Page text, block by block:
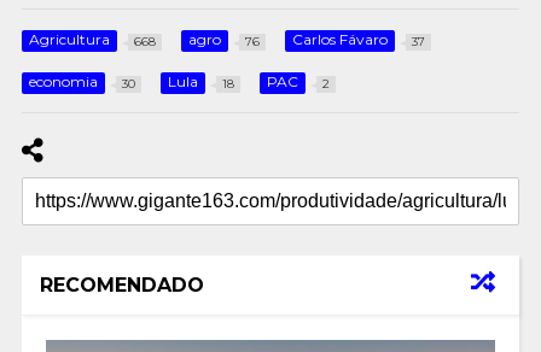
Agricultura 668 agro 76 Carlos Fávaro 37
economia 30 Lula 18 PAC 2
RECOMENDADO